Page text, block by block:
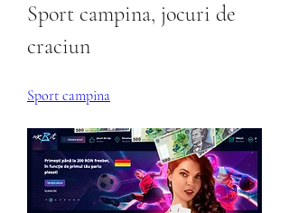
Sport campina, jocuri de
craciun
Sport campina